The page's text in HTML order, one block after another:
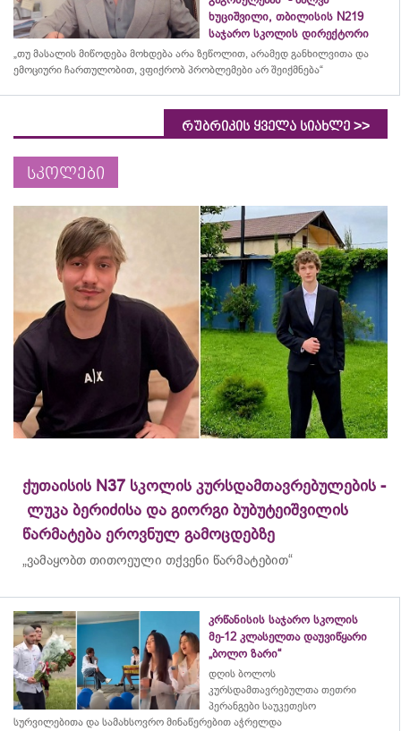
ხუციშვილი, თბილისის N219
საჯარო სკოლის დირექტორი
„თუ მასალის მიწოდება მოხდება არა ზეწოლით, არამედ განხილვითა და
ემოციური ჩართულობით, ვფიქრობ პრობლემები არ შეიქმნება“
რუბრიკის ყველა სიახლე >>
სკოლები
ქუთაისის N37 სკოლის კურსდამთავრებულების -
ლუკა ბერიძისა და გიორგი ბუბუტეიშვილის
წარმატება ეროვნულ გამოცდებზე
„ვამაყობთ თითოეული თქვენი წარმატებით“
კრწანისის საჯარო სკოლის
მე-12 კლასელთა დაუვიწყარი
„ბოლო ზარი“
დღის ბოლოს
კურსდამთავრებულთა თეთრი
პერანგები საუკეთესო
სურვილებითა და სამახსოვრო მინაწერებით აჭრელდა